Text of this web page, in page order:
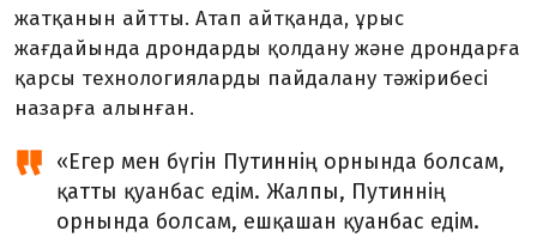
жатқанын айтты. Атап айтқанда, ұрыс
жағдайында дрондарды қолдану және дрондарға
қарсы технологияларды пайдалану тәжірибесі
назарға алынған.
«Егер мен бүгін Путиннің орнында болсам,
қатты қуанбас едім. Жалпы, Путиннің
орнында болсам, ешқашан қуанбас едім.